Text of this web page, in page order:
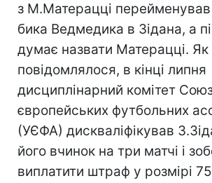
з М.Матерацці перейменував
бика Ведмедика в Зідана, а
думає назвати Матерацці. Як
повідомлялося, в кінці липня
дисциплінарний комітет
європейських футбольних
(УЄФА) дискваліфікував
його вчинок на три матчі і
виплатити штраф у розмірі